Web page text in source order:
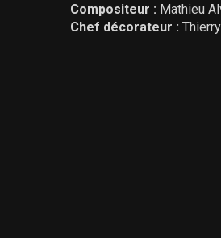
Compositeur : Mathieu
Chef décorateur :